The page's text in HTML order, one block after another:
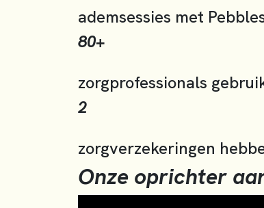
ademsessies met
80+
zorgprofessionals
2
zorgverzekeringen
Onze oprichter